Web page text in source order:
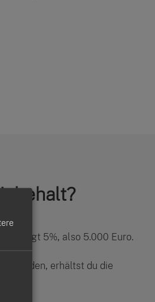
beträgt 5%, also 5.000 Euro.
um
werden, erhältst du die